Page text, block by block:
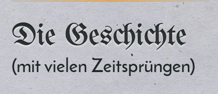
Die Geschichte
(mit vielen Zeitsprüngen)